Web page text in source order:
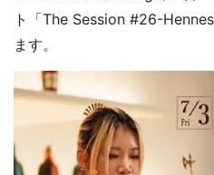
ト「The Session #26-
ます。